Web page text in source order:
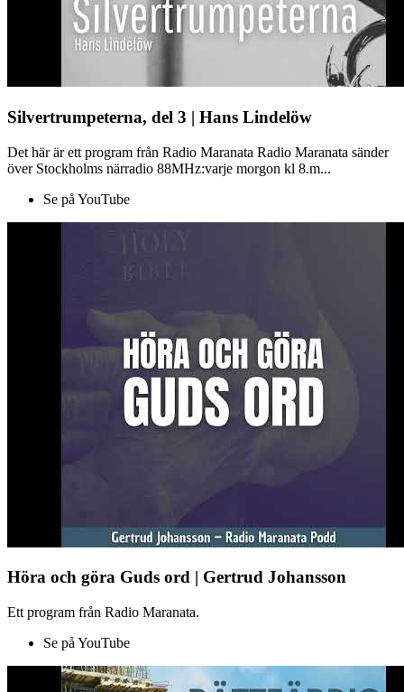
Silvertrumpeterna, del 3 | Hans Lindelöw
Det här är ett program från Radio Maranata Radio Maranata sänder
över Stockholms närradio 88MHz:varje morgon kl 8.m...
Se på YouTube
Höra och göra Guds ord | Gertrud Johansson
Ett program från Radio Maranata.
Se på YouTube